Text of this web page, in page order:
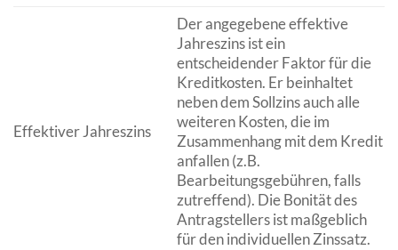
Effektiver Jahreszins
Der angegebene effektive
Jahreszins ist ein
entscheidender Faktor für die
Kreditkosten. Er beinhaltet
neben dem Sollzins auch alle
weiteren Kosten, die im
Zusammenhang mit dem Kredit
anfallen (z.B.
Bearbeitungsgebühren, falls
zutreffend). Die Bonität des
Antragstellers ist maßgeblich
für den individuellen Zinssatz.